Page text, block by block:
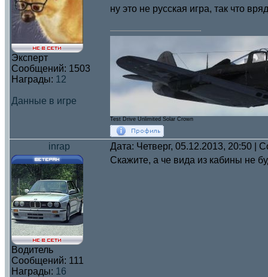
Эксперт
Сообщений: 1503
Награды: 12
Данные в игре
ну это не русская игра, так что
Test Drive Unlimited Solar Crown
inrap Дата: Четверг, 05.12.2013, 20:50 |
Водитель
Сообщений: 111
Награды: 16
Скажите, а че вида из кабины не